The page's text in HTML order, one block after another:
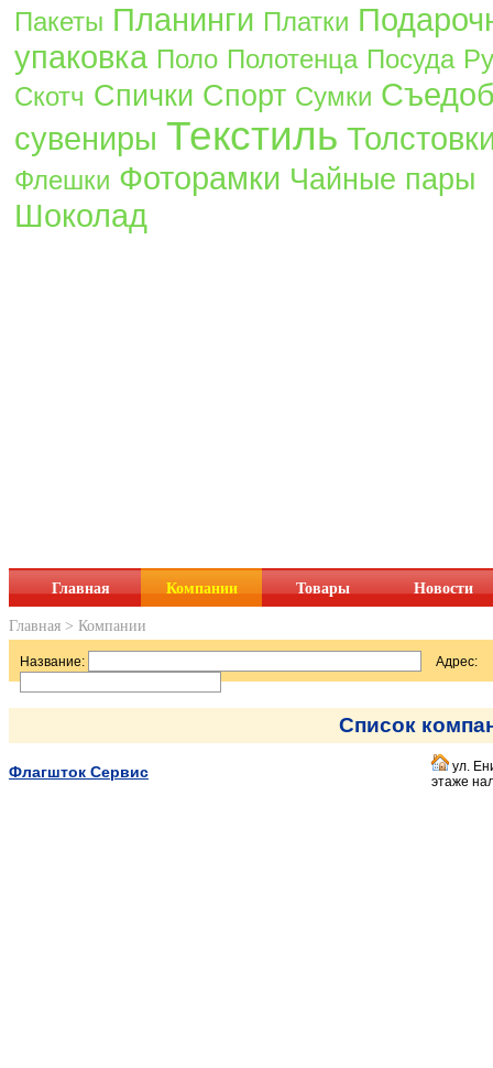
Пакеты Планинги Платки
упаковка Поло Полотенца Посуда
Скотч Спички Спорт Сумки
сувениры Текстиль
Флешки Фоторамки Чайные пары
Шоколад
Главная Компании Товары Новости
Главная > Компании
Название: Адрес:
Список
Флагшток Сервис
ул.
этаже